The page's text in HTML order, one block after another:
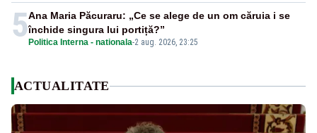
din funcție: fără excepții!
5 Politica Interna - nationala-2 aug. 2026, 23:25
Ana Maria Păcuraru: „Ce se alege de un om căruia i se
închide singura lui portiță?”
ACTUALITATE